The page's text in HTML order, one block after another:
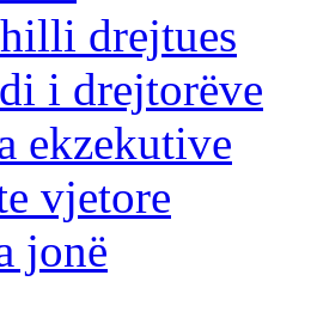
drejtues
i drejtorëve
ekzekutive
vjetore
jonë